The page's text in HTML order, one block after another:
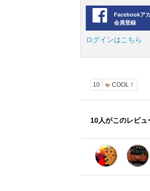
Facebookア
会員登録
ログインはこちら
10 COOL！
10人がこのレビュ